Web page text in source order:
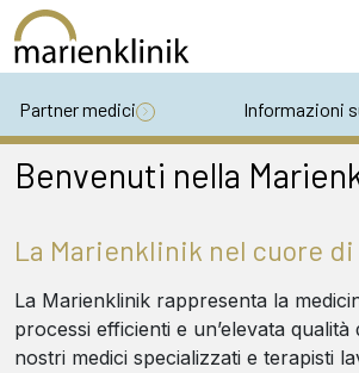
Passa al contenuto principale
Partner medici Informazioni
Benvenuti nella
La Marienklinik nel cuore di
La Marienklinik rappresenta la
processi efficienti e un’elevata qualità
nostri medici specializzati e terapisti